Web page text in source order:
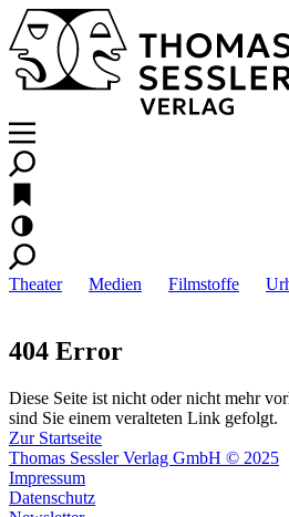
Theater Medien Filmstoffe
404 Error
Diese Seite ist nicht oder nicht mehr
sind Sie einem veralteten Link gefolgt.
Zur Startseite
Thomas Sessler Verlag GmbH © 2025
Impressum
Datenschutz